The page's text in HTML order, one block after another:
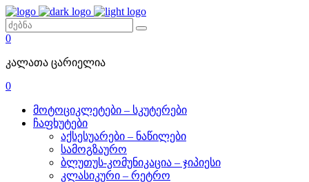
0
კალათა ცარიელია
0
მოტოციკლეტები – სკუტერები
ჩაფხუტები
აქსესუარები – ნაწილები
სამოგზაურო
ბლუთუს-კომუნიკაცია – ჯიპიესი
კლასიკური – რეტრო